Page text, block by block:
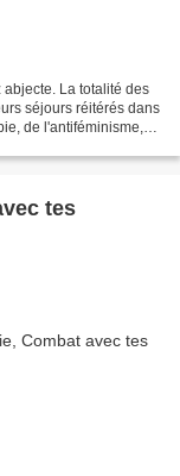
La totalité des
séjours réitérés dans
de l'antiféminisme,
tes